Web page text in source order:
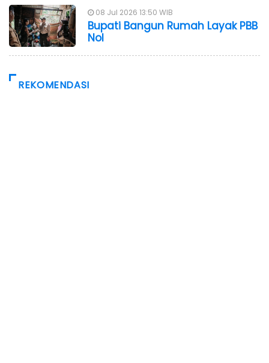
08 Jul 2026 13:50 WIB
Bupati Bangun Rumah Layak PBB
Nol
REKOMENDASI